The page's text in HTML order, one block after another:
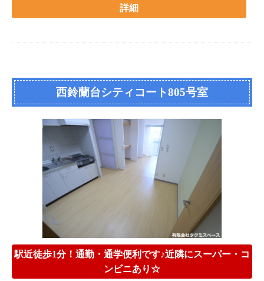
詳細
西鈴蘭台シティコート805号室
駅近徒歩1分！通勤・通学便利です♪近隣にスーパー・コ
ンビニあり☆